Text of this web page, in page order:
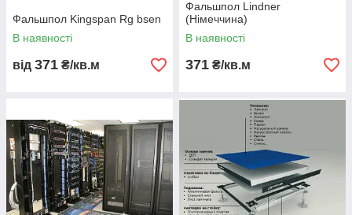
Фальшпол Kingspan Rg bsen
В наявності
від 371 ₴/кв.м
Фальшпол Lindner
(Німеччина)
В наявності
371 ₴/кв.м